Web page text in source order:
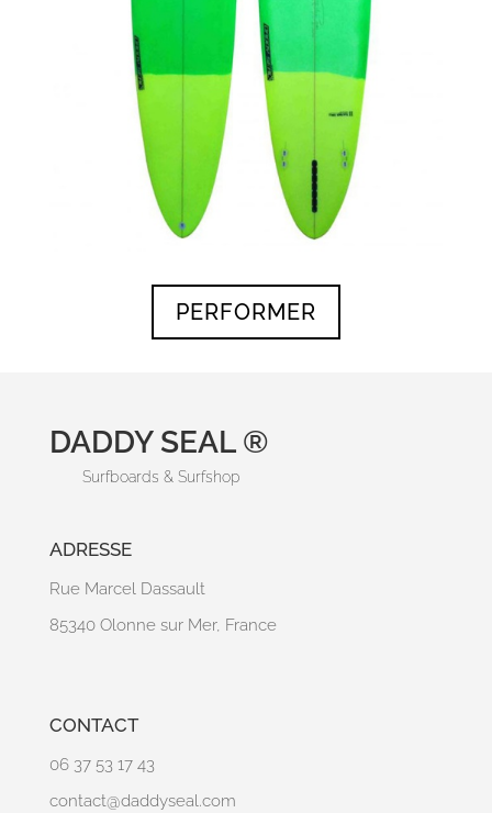
PERFORMER
DADDY SEAL ®
Surfboards & Surfshop
ADRESSE
Rue Marcel Dassault
85340 Olonne sur Mer, France
CONTACT
06 37 53 17 43
contact@daddyseal.com